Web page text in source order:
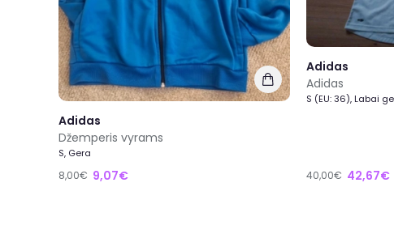
Adidas
Džemperis vyrams
S, Gera
8,00€ 9,07€
Adidas
Adidas
S (EU: 36), Labai
40,00€ 42,67€